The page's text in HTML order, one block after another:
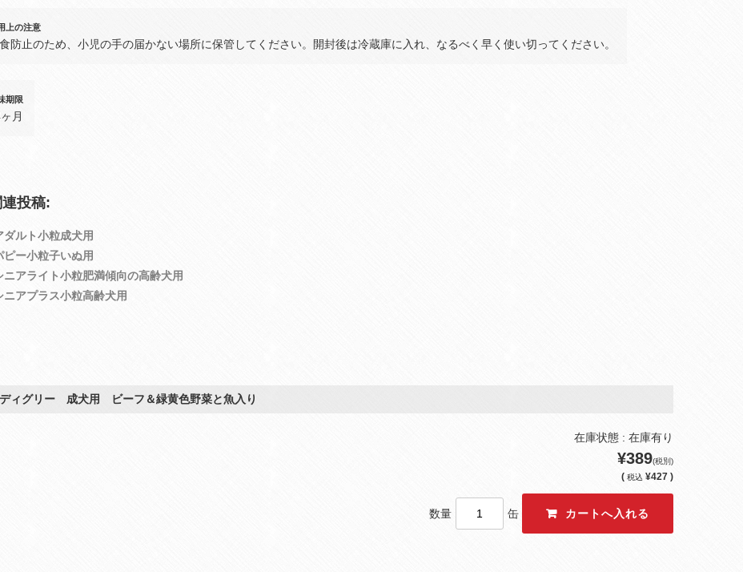
上の注意
防止のため、小児の手の届かない場所に保管してください。開封後は冷蔵庫に入れ、なるべく早く使い切ってください。
期限
月
連投稿:
ダルト小粒成犬用
ピー小粒子いぬ用
ニアライト小粒肥満傾向の高齢犬用
ニアプラス小粒高齢犬用
ィグリー 成犬用 ビーフ＆緑黄色野菜と魚入り
在庫状態 : 在庫有り
¥389(税別)
( 税込 ¥427 )
数量 缶